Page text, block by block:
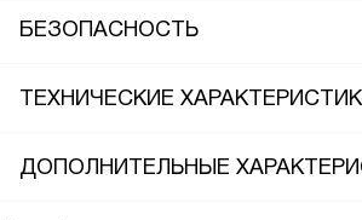
БЕЗОПАСНОСТЬ
ТЕХНИЧЕСКИЕ
ДОПОЛНИТЕЛЬНЫЕ